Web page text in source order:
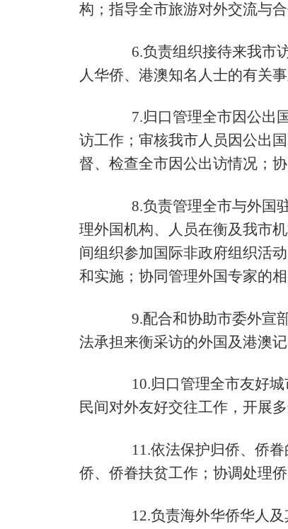
构；指导全市旅游对外交流与合
6.负责组织接待来我市
人华侨、港澳知名人士的有关
7.归口管理全市因公出
访工作；审核我市人员因公出
督、检查全市因公出访情况；
8.负责管理全市与外国
理外国机构、人员在衡及我市
间组织参加国际非政府组织活
和实施；协同管理外国专家的相
9.配合和协助市委外宣
法承担来衡采访的外国及港澳
10.归口管理全市友好
民间对外友好交往工作，开展
11.依法保护归侨、侨
侨、侨眷扶贫工作；协调处理
12.负责海外华侨华人